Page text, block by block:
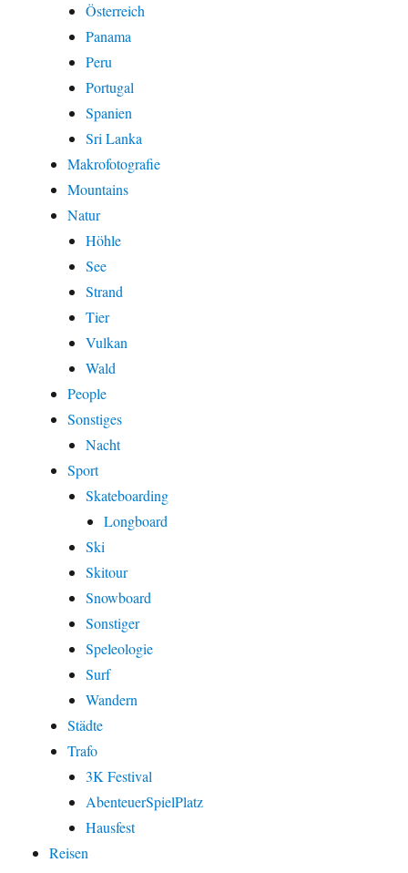
Österreich
Panama
Peru
Portugal
Spanien
Sri Lanka
Makrofotografie
Mountains
Natur
Höhle
See
Strand
Tier
Vulkan
Wald
People
Sonstiges
Nacht
Sport
Skateboarding
Longboard
Ski
Skitour
Snowboard
Sonstiger
Speleologie
Surf
Wandern
Städte
Trafo
3K Festival
AbenteuerSpielPlatz
Hausfest
Reisen